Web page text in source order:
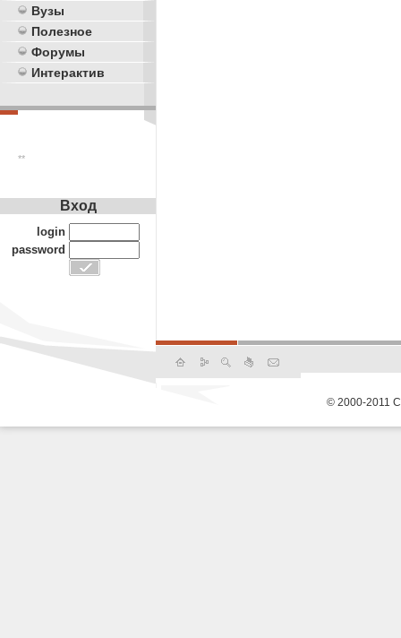
Вузы
Полезное
Форумы
Интерактив
**
Вход
login
password
© 2000-2011